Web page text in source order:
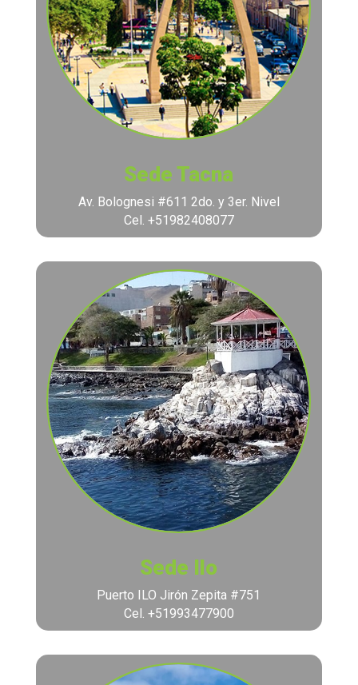
Sede Tacna
Av. Bolognesi #611 2do. y 3er. Nivel
Cel. +51982408077
Sede Ilo
Puerto ILO Jirón Zepita #751
Cel. +51993477900